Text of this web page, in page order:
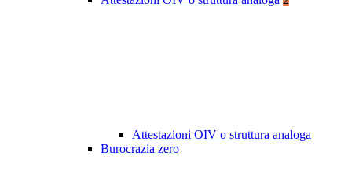
Attestazioni OIV o struttura analoga
Burocrazia zero